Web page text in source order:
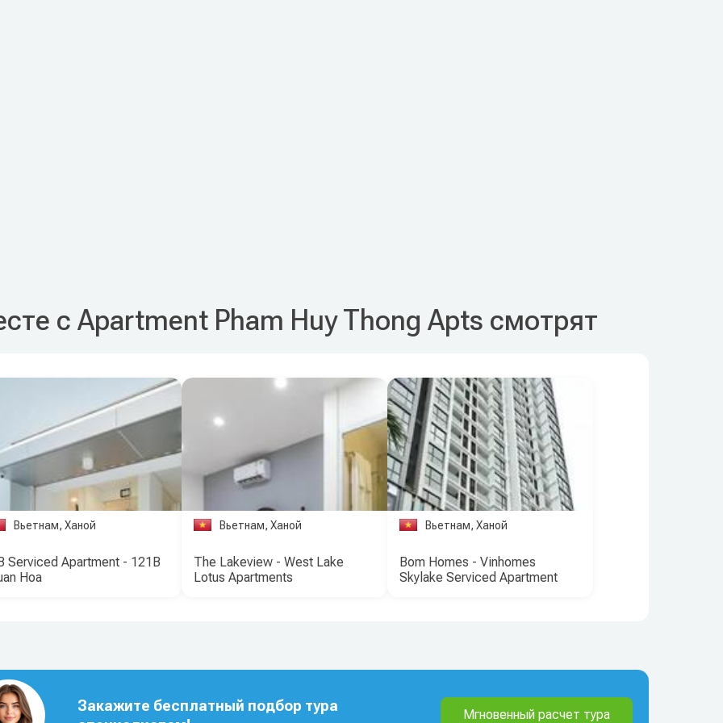
с Apartment Pham Huy Thong Apts смотрят
Вьетнам, Ханой
Serviced Apartment - 121B
Hoa
Вьетнам, Ханой
The Lakeview - West Lake
Lotus Apartments
Вьетнам, Ханой
Bom Homes - Vinhomes
Skylake Serviced Apartment
Закажите бесплатный подбор тура
Мгновенный расчет тура